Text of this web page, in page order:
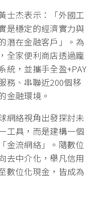
士杰表示：「外國工
是穩定的經濟實力與
潛在金融客戶」。為
全家便利商店透過龐
統，並攜手全盈+PAY
務、串聯近200個移
金融環境。
網絡視角出發探討未
工具，而是建構一個
金流網絡」。隨數位
去中介化，舉凡信用
數位化現金，皆成為